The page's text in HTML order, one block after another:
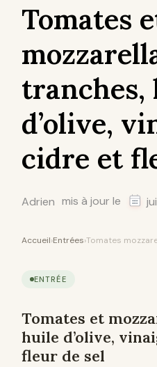
Tomates
tranches,
d’olive,
cidre et
Adrien mis à jour le
Accueil›Entrées›Tomates
ENTRÉE
Tomates et
huile d’olive,
fleur de sel